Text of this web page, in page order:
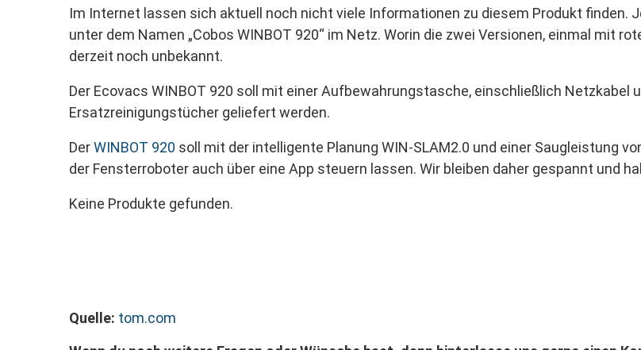
Im Internet lassen sich aktuell noch nicht viele Informationen zu diesem Produkt finden.
unter dem Namen „Cobos WINBOT 920“ im Netz. Worin die zwei Versionen, einmal mit
derzeit noch unbekannt.
Der Ecovacs WINBOT 920 soll mit einer Aufbewahrungstasche, einschließlich Netzkabel
Ersatzreinigungstücher geliefert werden.
DerWINBOT 920 soll mit der intelligente Planung WIN-SLAM2.0 und einer Saugleistung
der Fensterroboter auch über eine App steuern lassen. Wir bleiben daher gespannt und
Keine Produkte gefunden.
Quelle: tom.com